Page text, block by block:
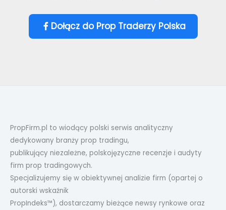
Dołącz do Prop Traderzy Polska
PropFirm.pl to wiodący polski serwis analityczny
dedykowany branży prop tradingu,
publikujący niezależne, polskojęzyczne recenzje i audyty
firm prop tradingowych.
Specjalizujemy się w obiektywnej analizie firm (opartej o
autorski wskaźnik
PropIndeks™), dostarczamy bieżące newsy rynkowe oraz